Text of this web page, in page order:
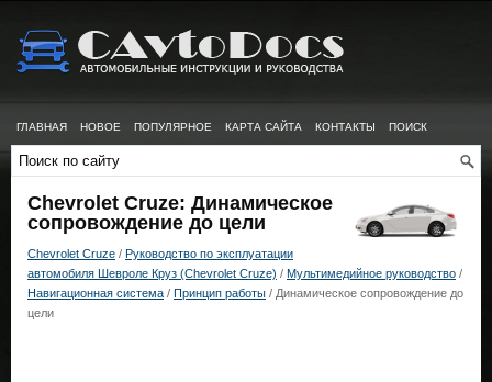
ГЛАВНАЯ НОВОЕ ПОПУЛЯРНОЕ КАРТА САЙТА КОНТАКТЫ ПОИСК
Chevrolet Cruze: Динамическое
сопровождение до цели
Chevrolet Cruze / Руководство по эксплуатации
автомобиля Шевроле Круз (Chevrolet Cruze) / Мультимедийное руководство /
Навигационная система / Принцип работы / Динамическое сопровождение до
цели